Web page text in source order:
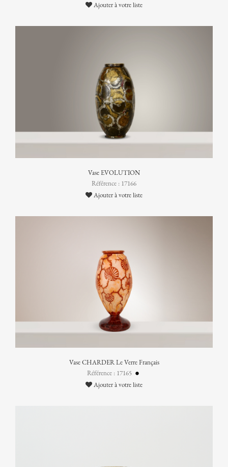
Ajouter à votre liste
Vase EVOLUTION
Référence : 17166
Ajouter à votre liste
Vase CHARDER Le Verre Français
Référence : 17165
Ajouter à votre liste